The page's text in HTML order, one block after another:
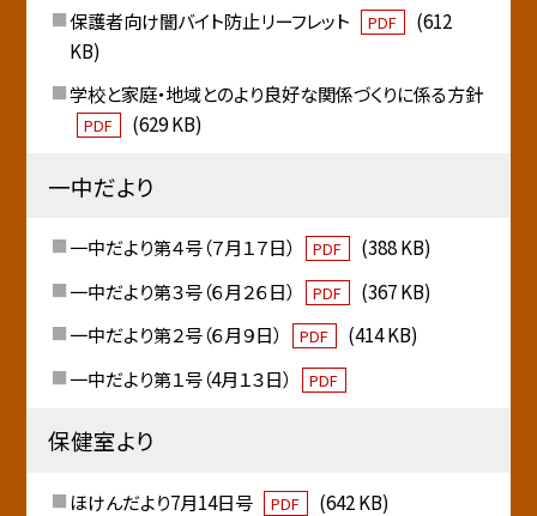
保護者向け闇バイト防止リーフレット
PDF
(612
KB)
学校と家庭・地域とのより良好な関係づくりに係る方針
PDF (629 KB)
一中だより
一中だより第４号（７月１７日） PDF
(388 KB)
一中だより第３号（６月２６日）
PDF
(367 KB)
一中だより第２号（６月９日）
PDF
(414 KB)
一中だより第１号（4月１３日）
PDF
保健室より
ほけんだより7月14日号 PDF
(642 KB)